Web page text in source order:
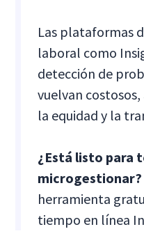
Las plataformas
laboral como
detección de
vuelvan
la equidad y la
¿Está listo para
microgestionar?
herramienta
tiempo en línea